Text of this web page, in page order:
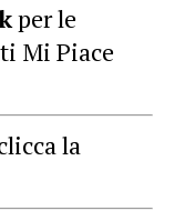
per le
Mi Piace
la